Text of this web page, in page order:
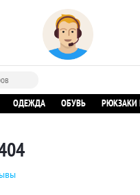
ОДЕЖДА ОБУВЬ РЮКЗАКИ